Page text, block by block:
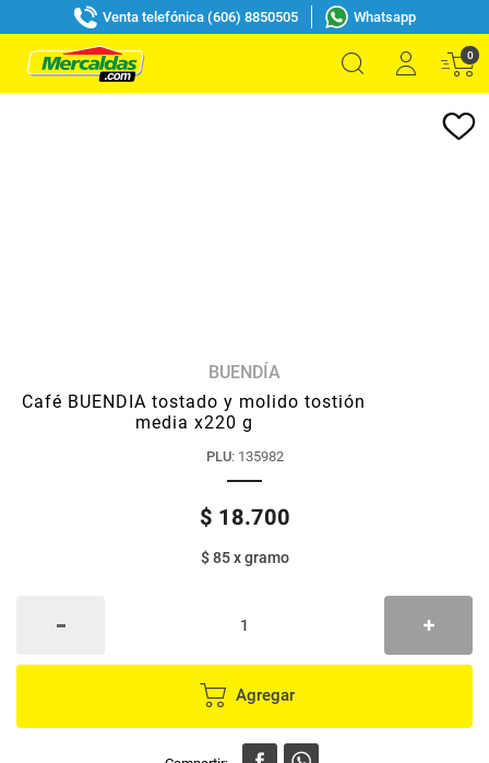
Venta telefónica (606) 8850505 Whatsapp
0
BUENDÍA
Café BUENDIA tostado y molido tostión
media x220 g
PLU: 135982
$ 18.700
$ 85xgramo
Agregar